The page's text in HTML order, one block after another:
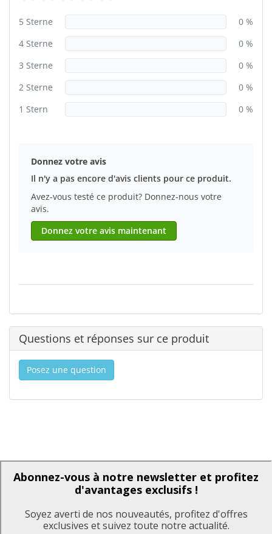
5 Sterne
0 %
4 Sterne
0 %
3 Sterne
0 %
2 Sterne
0 %
1 Stern
0 %
Donnez votre avis
Il n'y a pas encore d'avis clients pour ce produit.
Avez-vous testé ce produit? Donnez-nous votre
avis.
Donnez votre avis maintenant
Questions et réponses sur ce produit
Posez une question